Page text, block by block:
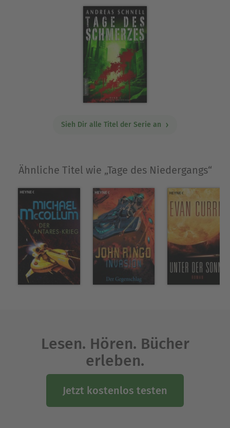
Sieh Dir alle Titel der Serie an
Ähnliche Titel wie „Tage des Niedergangs“
Lesen. Hören. Bücher
erleben.
Jetzt kostenlos testen